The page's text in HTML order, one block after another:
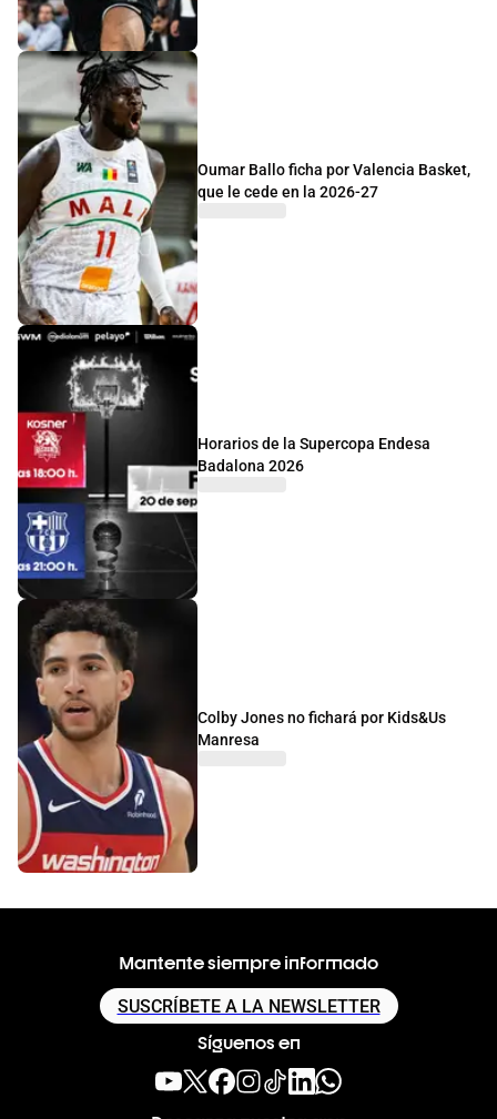
Oumar Ballo ficha por Valencia Basket,
que le cede en la 2026-27
Horarios de la Supercopa Endesa
Badalona 2026
Colby Jones no fichará por Kids&Us
Manresa
Mantente siempre informado
SUSCRÍBETE A LA NEWSLETTER
Síguenos en